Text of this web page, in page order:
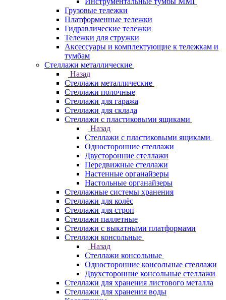
Грузовые тележки
Платформенные тележки
Гидравлические тележки
Тележки для стружки
Аксесcуары и комплектующие к тележкам и
тумбам
Стеллажи металлические
Назад
Стеллажи металлические
Стеллажи полочные
Стеллажи для гаража
Стеллажи для склада
Стеллажи с пластиковыми ящиками
Назад
Стеллажи с пластиковыми ящиками
Односторонние стеллажи
Двусторонние стеллажи
Передвижные стеллажи
Настенные органайзеры
Настольные органайзеры
Стеллажные системы хранения
Стеллажи для колёс
Стеллажи для строп
Стеллажи паллетные
Стеллажи с выкатными платформами
Стеллажи консольные
Назад
Стеллажи консольные
Односторонние консольные стеллажи
Двухсторонние консольные стеллажи
Стеллажи для хранения листового металла
Стеллажи для хранения воды